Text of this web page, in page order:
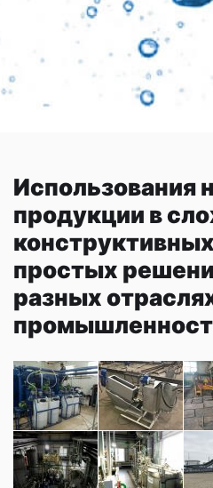
Использования
продукции в
простых
разных